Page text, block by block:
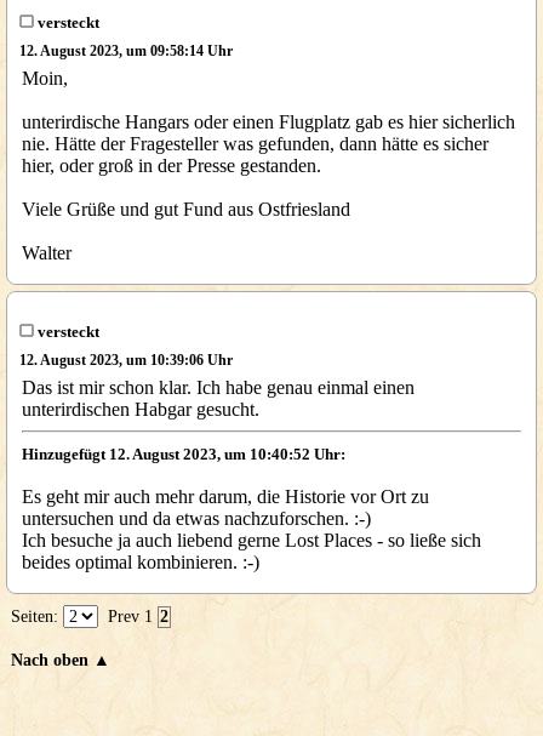
versteckt
12. August 2023, um 09:58:14 Uhr
Moin,
unterirdische Hangars oder einen Flugplatz gab es hier sicherlich
nie. Hätte der Fragesteller was gefunden, dann hätte es sicher
hier, oder groß in der Presse gestanden.
Viele Grüße und gut Fund aus Ostfriesland
Walter
versteckt
12. August 2023, um 10:39:06 Uhr
Das ist mir schon klar. Ich habe genau einmal einen
unterirdischen Habgar gesucht.
Hinzugefügt 12. August 2023, um 10:40:52 Uhr:
Es geht mir auch mehr darum, die Historie vor Ort zu
untersuchen und da etwas nachzuforschen. :-)
Ich besuche ja auch liebend gerne Lost Places - so ließe sich
beides optimal kombinieren. :-)
Seiten: Prev 1 2
Nach oben ▲